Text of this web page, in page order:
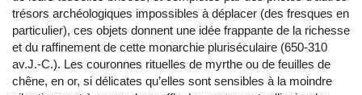
trésors archéologiques impossibles à déplacer (des fresques en
particulier), ces objets donnent une idée frappante de la richesse
et du raffinement de cette monarchie pluriséculaire (650-310
av.J.-C.). Les couronnes rituelles de myrthe ou de feuilles de
chêne, en or, si délicates qu’elles sont sensibles à la moindre